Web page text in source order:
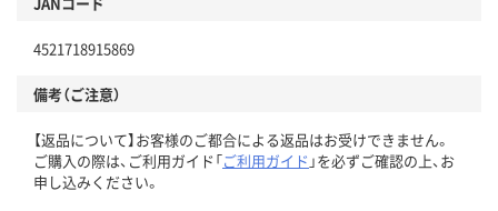
4521718915869
備考（ご注意）
【返品について】お客様のご都合による返品はお受けできません。
ご購入の際は、ご利用ガイド「ご利用ガイド 」を必ずご確認の上、お
申し込みください。